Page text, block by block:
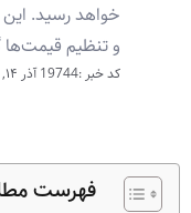
خواهد رسید.
و تنظیم
کد خبر :19744 آذر ۱۴, ۱۴۰۴
فهرست